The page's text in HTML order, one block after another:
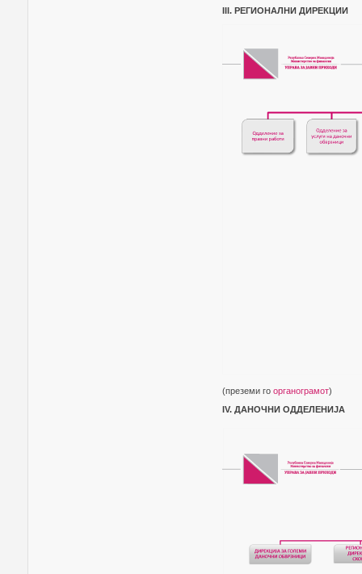
III. РЕГИОНАЛНИ ДИРЕКЦИИ
(преземи го органограмот)
IV. ДАНОЧНИ ОДДЕЛЕНИЈA